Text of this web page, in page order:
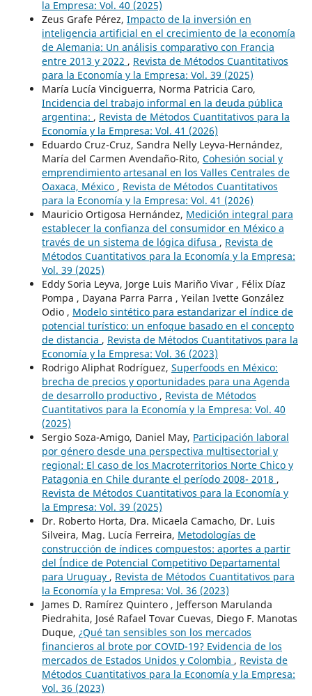
la Empresa: Vol. 40 (2025)
Zeus Grafe Pérez, Impacto de la inversión en
inteligencia artificial en el crecimiento de la economía
de Alemania: Un análisis comparativo con Francia
entre 2013 y 2022 , Revista de Métodos Cuantitativos
para la Economía y la Empresa: Vol. 39 (2025)
María Lucía Vinciguerra, Norma Patricia Caro,
Incidencia del trabajo informal en la deuda pública
argentina: , Revista de Métodos Cuantitativos para la
Economía y la Empresa: Vol. 41 (2026)
Eduardo Cruz-Cruz, Sandra Nelly Leyva-Hernández,
María del Carmen Avendaño-Rito, Cohesión social y
emprendimiento artesanal en los Valles Centrales de
Oaxaca, México , Revista de Métodos Cuantitativos
para la Economía y la Empresa: Vol. 41 (2026)
Mauricio Ortigosa Hernández, Medición integral para
establecer la confianza del consumidor en México a
través de un sistema de lógica difusa , Revista de
Métodos Cuantitativos para la Economía y la Empresa:
Vol. 39 (2025)
Eddy Soria Leyva, Jorge Luis Mariño Vivar , Félix Díaz
Pompa , Dayana Parra Parra , Yeilan Ivette González
Odio , Modelo sintético para estandarizar el índice de
potencial turístico: un enfoque basado en el concepto
de distancia , Revista de Métodos Cuantitativos para la
Economía y la Empresa: Vol. 36 (2023)
Rodrigo Aliphat Rodríguez, Superfoods en México:
brecha de precios y oportunidades para una Agenda
de desarrollo productivo , Revista de Métodos
Cuantitativos para la Economía y la Empresa: Vol. 40
(2025)
Sergio Soza-Amigo, Daniel May, Participación laboral
por género desde una perspectiva multisectorial y
regional: El caso de los Macroterritorios Norte Chico y
Patagonia en Chile durante el período 2008- 2018 ,
Revista de Métodos Cuantitativos para la Economía y
la Empresa: Vol. 39 (2025)
Dr. Roberto Horta, Dra. Micaela Camacho, Dr. Luis
Silveira, Mag. Lucía Ferreira, Metodologías de
construcción de índices compuestos: aportes a partir
del Índice de Potencial Competitivo Departamental
para Uruguay , Revista de Métodos Cuantitativos para
la Economía y la Empresa: Vol. 36 (2023)
James D. Ramírez Quintero , Jefferson Marulanda
Piedrahita, José Rafael Tovar Cuevas, Diego F. Manotas
Duque, ¿Qué tan sensibles son los mercados
financieros al brote por COVID-19? Evidencia de los
mercados de Estados Unidos y Colombia , Revista de
Métodos Cuantitativos para la Economía y la Empresa:
Vol. 36 (2023)